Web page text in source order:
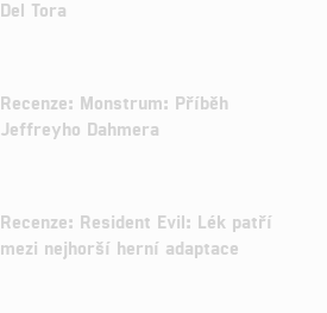
Del Tora
Recenze: Monstrum: Příběh
Jeffreyho Dahmera
Recenze: Resident Evil: Lék patří
mezi nejhorší herní adaptace